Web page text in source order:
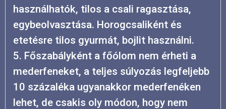
használhatók, tilos a csali ragasztása,
egybeolvasztása. Horogcsaliként és
etetésre tilos gyurmát, bojlit használni.
5. Főszabályként a főólom nem érheti a
mederfeneket, a teljes súlyozás legfeljebb
10 százaléka ugyanakkor mederfenéken
lehet, de csakis oly módon, hogy nem